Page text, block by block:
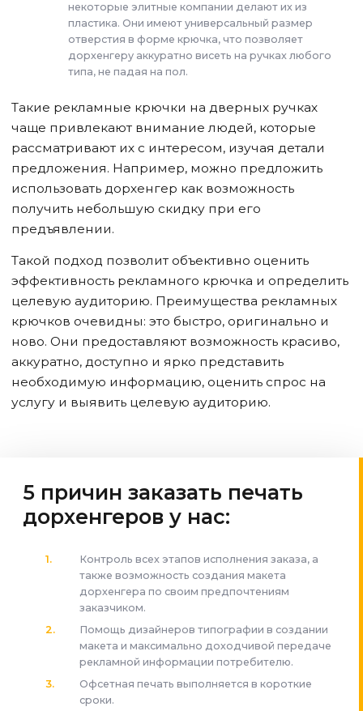
некоторые элитные компании делают их из
пластика. Они имеют универсальный размер
отверстия в форме крючка, что позволяет
дорхенгеру аккуратно висеть на ручках любого
типа, не падая на пол.
Такие рекламные крючки на дверных ручках
чаще привлекают внимание людей, которые
рассматривают их с интересом, изучая детали
предложения. Например, можно предложить
использовать дорхенгер как возможность
получить небольшую скидку при его
предъявлении.
Такой подход позволит объективно оценить
эффективность рекламного крючка и определить
целевую аудиторию. Преимущества рекламных
крючков очевидны: это быстро, оригинально и
ново. Они предоставляют возможность красиво,
аккуратно, доступно и ярко представить
необходимую информацию, оценить спрос на
услугу и выявить целевую аудиторию.
5 причин заказать печать
дорхенгеров у нас:
Контроль всех этапов исполнения заказа, а
также возможность создания макета
дорхенгера по своим предпочтениям
заказчиком.
Помощь дизайнеров типографии в создании
макета и максимально доходчивой передаче
рекламной информации потребителю.
Офсетная печать выполняется в короткие
сроки.